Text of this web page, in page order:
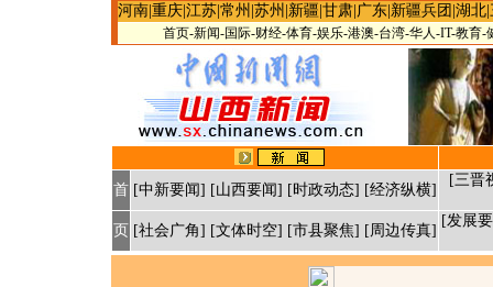
河南|重庆|江苏|常州|苏州|新疆|甘肃|广东|新疆兵团|湖
首页-新闻-国际-财经-体育-娱乐-港澳-台湾-华人-IT-教育
首 [中新要闻] [山西要闻] [时政动态] [经济纵横]
[三晋
页 [社会广角] [文体时空] [市县聚焦] [周边传真]
[发展